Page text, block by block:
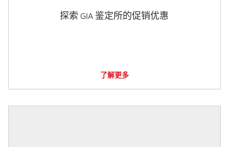
探索 GIA 鉴定所的促销优惠
了解更多